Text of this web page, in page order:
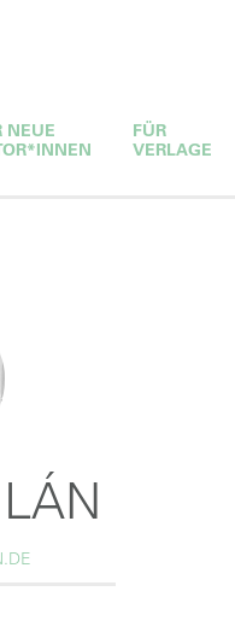
NEUE
FÜR
VERLAGE